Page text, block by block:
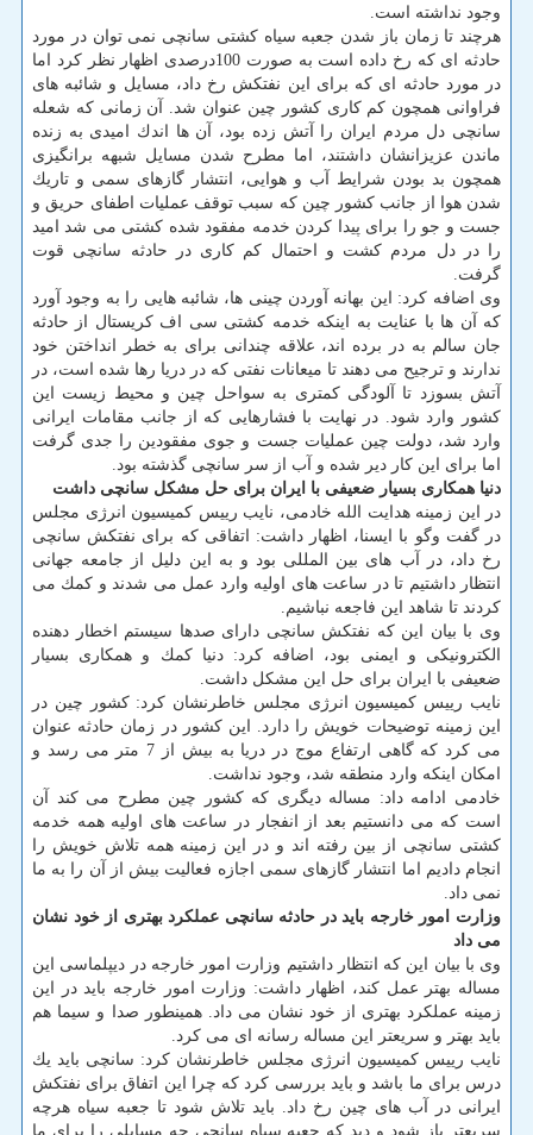
وجود نداشته است.
هرچند تا زمان باز شدن جعبه سیاه كشتی سانچی نمی توان در مورد
حادثه ای كه رخ داده است به صورت 100درصدی اظهار نظر كرد اما
در مورد حادثه ای كه برای این نفتكش رخ داد، مسایل و شائبه های
فراوانی همچون كم كاری كشور چین عنوان شد. آن زمانی كه شعله
سانچی دل مردم ایران را آتش زده بود، آن ها اندك امیدی به زنده
ماندن عزیزانشان داشتند، اما مطرح شدن مسایل شبهه برانگیزی
همچون بد بودن شرایط آب و هوایی، انتشار گازهای سمی و تاریك
شدن هوا از جانب كشور چین كه سبب توقف عملیات اطفای حریق و
جست و جو را برای پیدا كردن خدمه مفقود شده كشتی می شد امید
را در دل مردم كشت و احتمال كم كاری در حادثه سانچی قوت
گرفت.
وی اضافه كرد: این بهانه آوردن چینی ها، شائبه هایی را به وجود آورد
كه آن ها با عنایت به اینكه خدمه كشتی سی اف كریستال از حادثه
جان سالم به در برده اند، علاقه چندانی برای به خطر انداختن خود
ندارند و ترجیح می دهند تا میعانات نفتی كه در دریا رها شده است، در
آتش بسوزد تا آلودگی كمتری به سواحل چین و محیط زیست این
كشور وارد شود. در نهایت با فشارهایی كه از جانب مقامات ایرانی
وارد شد، دولت چین عملیات جست و جوی مفقودین را جدی گرفت
اما برای این كار دیر شده و آب از سر سانچی گذشته بود.
دنیا همكاری بسیار ضعیفی با ایران برای حل مشكل سانچی داشت
در این زمینه هدایت الله خادمی، نایب رییس كمیسیون انرژی مجلس
در گفت وگو با ایسنا، اظهار داشت: اتفاقی كه برای نفتكش سانچی
رخ داد، در آب های بین المللی بود و به این دلیل از جامعه جهانی
انتظار داشتیم تا در ساعت های اولیه وارد عمل می شدند و كمك می
كردند تا شاهد این فاجعه نباشیم.
وی با بیان این كه نفتكش سانچی دارای صدها سیستم اخطار دهنده
الكترونیكی و ایمنی بود، اضافه كرد: دنیا كمك و همكاری بسیار
ضعیفی با ایران برای حل این مشكل داشت.
نایب رییس كمیسیون انرژی مجلس خاطرنشان كرد: كشور چین در
این زمینه توضیحات خویش را دارد. این كشور در زمان حادثه عنوان
می كرد كه گاهی ارتفاع موج در دریا به بیش از 7 متر می رسد و
امكان اینكه وارد منطقه شد، وجود نداشت.
خادمی ادامه داد: مساله دیگری كه كشور چین مطرح می كند آن
است كه می دانستیم بعد از انفجار در ساعت های اولیه همه خدمه
كشتی سانچی از بین رفته اند و در این زمینه همه تلاش خویش را
انجام دادیم اما انتشار گازهای سمی اجازه فعالیت بیش از آن را به ما
نمی داد.
وزارت امور خارجه باید در حادثه سانچی عملكرد بهتری از خود نشان
می داد
وی با بیان این كه انتظار داشتیم وزارت امور خارجه در دیپلماسی این
مساله بهتر عمل كند، اظهار داشت: وزارت امور خارجه باید در این
زمینه عملكرد بهتری از خود نشان می داد. همینطور صدا و سیما هم
باید بهتر و سریعتر این مساله رسانه ای می كرد.
نایب رییس كمیسیون انرژی مجلس خاطرنشان كرد: سانچی باید یك
درس برای ما باشد و باید بررسی كرد كه چرا این اتفاق برای نفتكش
ایرانی در آب های چین رخ داد. باید تلاش شود تا جعبه سیاه هرچه
سریعتر باز شود و دید كه جعبه سیاه سانچی چه مسایلی را برای ما